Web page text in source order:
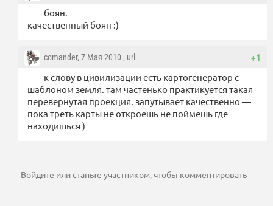
боян.
качественный боян :)
+1
comander, 7 Мая 2010 , url
к слову в цивилизации есть картогенератор с
шаблоном земля. там частенько практикуется такая
перевернутая проекция. запутывает качественно —
пока треть карты не откроешь не поймешь где
находишься )
Войдите илистаньте участником, чтобы комментировать